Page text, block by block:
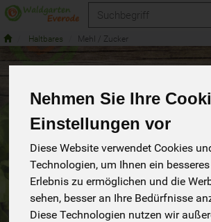
Nehmen Sie Ihre
Einstellungen vor
Diese Website verwendet Cookies
Technologien, um Ihnen ein
Erlebnis zu ermöglichen und die
sehen, besser an Ihre Bedürfnisse
Diese Technologien nutzen wir
Produkt
Haltbares Mehl / Zucker
Mehl / Zucker 7
Hersteller Ernährung